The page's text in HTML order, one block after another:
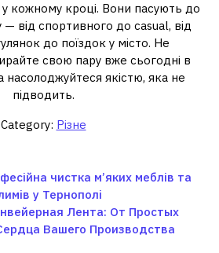
у кожному кроці. Вони пасують до
від спортивного до casual, від
до поїздок у місто. Не
свою пару вже сьогодні в
насолоджуйтеся якістю, яка не
підводить.
Category: Різне
чистка м’яких меблів та
у Тернополі
Лента: От Простых
Вашего Производства